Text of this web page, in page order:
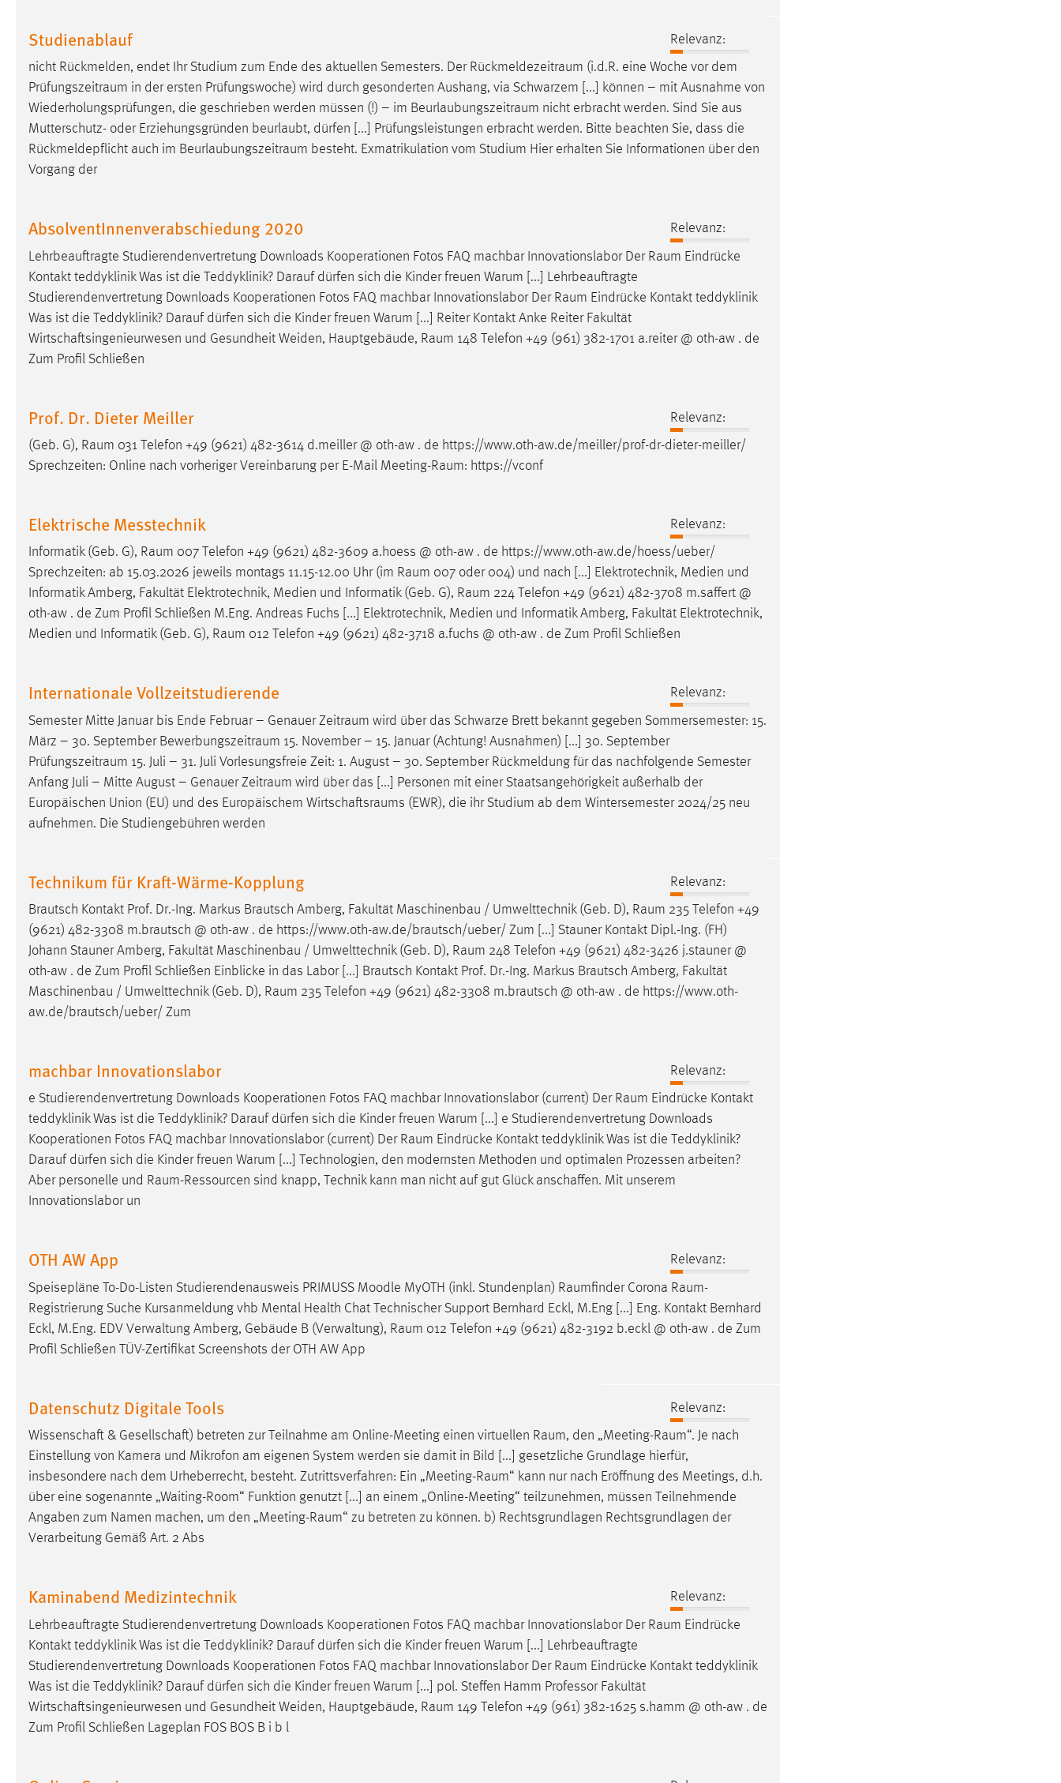
Studienablauf
Relevanz:
nicht Rückmelden, endet Ihr Studium zum Ende des aktuellen Semesters. Der Rückmeldezeitraum (i.d.R. eine Woche vor dem
Prüfungszeitraum in der ersten Prüfungswoche) wird durch gesonderten Aushang, via Schwarzem [...] können – mit Ausnahme von
Wiederholungsprüfungen, die geschrieben werden müssen (!) – im Beurlaubungszeitraum nicht erbracht werden. Sind Sie aus
Mutterschutz- oder Erziehungsgründen beurlaubt, dürfen [...] Prüfungsleistungen erbracht werden. Bitte beachten Sie, dass die
Rückmeldepflicht auch im Beurlaubungszeitraum besteht. Exmatrikulation vom Studium Hier erhalten Sie Informationen über den
Vorgang der
AbsolventInnenverabschiedung 2020
Relevanz:
Lehrbeauftragte Studierendenvertretung Downloads Kooperationen Fotos FAQ machbar Innovationslabor Der Raum Eindrücke
Kontakt teddyklinik Was ist die Teddyklinik? Darauf dürfen sich die Kinder freuen Warum [...] Lehrbeauftragte
Studierendenvertretung Downloads Kooperationen Fotos FAQ machbar Innovationslabor Der Raum Eindrücke Kontakt teddyklinik
Was ist die Teddyklinik? Darauf dürfen sich die Kinder freuen Warum [...] Reiter Kontakt Anke Reiter Fakultät
Wirtschaftsingenieurwesen und Gesundheit Weiden, Hauptgebäude, Raum 148 Telefon +49 (961) 382-1701 a.reiter @ oth-aw . de
Zum Profil Schließen
Prof. Dr. Dieter Meiller
Relevanz:
(Geb. G), Raum 031 Telefon +49 (9621) 482-3614 d.meiller @ oth-aw . de https://www.oth-aw.de/meiller/prof-dr-dieter-meiller/
Sprechzeiten: Online nach vorheriger Vereinbarung per E-Mail Meeting-Raum: https://vconf
Elektrische Messtechnik
Relevanz:
Informatik (Geb. G), Raum 007 Telefon +49 (9621) 482-3609 a.hoess @ oth-aw . de https://www.oth-aw.de/hoess/ueber/
Sprechzeiten: ab 15.03.2026 jeweils montags 11.15-12.00 Uhr (im Raum 007 oder 004) und nach [...] Elektrotechnik, Medien und
Informatik Amberg, Fakultät Elektrotechnik, Medien und Informatik (Geb. G), Raum 224 Telefon +49 (9621) 482-3708 m.saffert @
oth-aw . de Zum Profil Schließen M.Eng. Andreas Fuchs [...] Elektrotechnik, Medien und Informatik Amberg, Fakultät Elektrotechnik,
Medien und Informatik (Geb. G), Raum 012 Telefon +49 (9621) 482-3718 a.fuchs @ oth-aw . de Zum Profil Schließen
Internationale Vollzeitstudierende
Relevanz:
Semester Mitte Januar bis Ende Februar – GenauerZeitraum wird über das Schwarze Brett bekannt gegeben Sommersemester: 15.
März – 30. September Bewerbungszeitraum 15. November – 15. Januar (Achtung! Ausnahmen) [...] 30. September
Prüfungszeitraum 15. Juli – 31. Juli Vorlesungsfreie Zeit: 1. August – 30. September Rückmeldung für das nachfolgende Semester
Anfang Juli – Mitte August – GenauerZeitraum wird über das [...] Personen mit einer Staatsangehörigkeit außerhalb der
Europäischen Union (EU) und des Europäischem Wirtschaftsraums (EWR), die ihr Studium ab dem Wintersemester 2024/25 neu
aufnehmen. Die Studiengebühren werden
Technikum für Kraft-Wärme-Kopplung
Relevanz:
Brautsch Kontakt Prof. Dr.-Ing. Markus Brautsch Amberg, Fakultät Maschinenbau / Umwelttechnik (Geb. D), Raum 235 Telefon +49
(9621) 482-3308 m.brautsch @ oth-aw . de https://www.oth-aw.de/brautsch/ueber/ Zum [...] Stauner Kontakt Dipl.-Ing. (FH)
Johann Stauner Amberg, Fakultät Maschinenbau / Umwelttechnik (Geb. D), Raum 248 Telefon +49 (9621) 482-3426 j.stauner @
oth-aw . de Zum Profil Schließen Einblicke in das Labor [...] Brautsch Kontakt Prof. Dr.-Ing. Markus Brautsch Amberg, Fakultät
Maschinenbau / Umwelttechnik (Geb. D), Raum 235 Telefon +49 (9621) 482-3308 m.brautsch @ oth-aw . de https://www.oth-
aw.de/brautsch/ueber/ Zum
machbar Innovationslabor
Relevanz:
e Studierendenvertretung Downloads Kooperationen Fotos FAQ machbar Innovationslabor (current) Der Raum Eindrücke Kontakt
teddyklinik Was ist die Teddyklinik? Darauf dürfen sich die Kinder freuen Warum [...] e Studierendenvertretung Downloads
Kooperationen Fotos FAQ machbar Innovationslabor (current) Der Raum Eindrücke Kontakt teddyklinik Was ist die Teddyklinik?
Darauf dürfen sich die Kinder freuen Warum [...] Technologien, den modernsten Methoden und optimalen Prozessen arbeiten?
Aber personelle und Raum-Ressourcen sind knapp, Technik kann man nicht auf gut Glück anschaffen. Mit unserem
Innovationslabor un
OTH AW App
Relevanz:
Speisepläne To-Do-Listen Studierendenausweis PRIMUSS Moodle MyOTH (inkl. Stundenplan) RaumfinderCorona Raum-
Registrierung Suche Kursanmeldung vhb Mental Health Chat Technischer Support Bernhard Eckl, M.Eng [...] Eng. Kontakt Bernhard
Eckl, M.Eng. EDV Verwaltung Amberg, Gebäude B (Verwaltung), Raum 012 Telefon +49 (9621) 482-3192 b.eckl @ oth-aw . de Zum
Profil Schließen TÜV-Zertifikat Screenshots der OTH AW App
Datenschutz Digitale Tools
Relevanz:
Wissenschaft & Gesellschaft) betreten zur Teilnahme am Online-Meeting einen virtuellen Raum, den „Meeting-Raum“. Je nach
Einstellung von Kamera und Mikrofon am eigenen System werden sie damit in Bild [...] gesetzliche Grundlage hierfür,
insbesondere nach dem Urheberrecht, besteht. Zutrittsverfahren: Ein „Meeting-Raum“ kann nur nach Eröffnung des Meetings, d.h.
über eine sogenannte „Waiting-Room“ Funktion genutzt [...] an einem „Online-Meeting“ teilzunehmen, müssen Teilnehmende
Angaben zum Namen machen, um den „Meeting-Raum“ zu betreten zu können. b) Rechtsgrundlagen Rechtsgrundlagen der
Verarbeitung Gemäß Art. 2 Abs
Kaminabend Medizintechnik
Relevanz:
Lehrbeauftragte Studierendenvertretung Downloads Kooperationen Fotos FAQ machbar Innovationslabor Der Raum Eindrücke
Kontakt teddyklinik Was ist die Teddyklinik? Darauf dürfen sich die Kinder freuen Warum [...] Lehrbeauftragte
Studierendenvertretung Downloads Kooperationen Fotos FAQ machbar Innovationslabor Der Raum Eindrücke Kontakt teddyklinik
Was ist die Teddyklinik? Darauf dürfen sich die Kinder freuen Warum [...] pol. Steffen Hamm Professor Fakultät
Wirtschaftsingenieurwesen und Gesundheit Weiden, Hauptgebäude, Raum 149 Telefon +49 (961) 382-1625 s.hamm @ oth-aw . de
Zum Profil Schließen Lageplan FOS BOS B i b l
Cookie Laufzeit:
Sitzungslaufzeit, mibew_locale = 3
Jahre, MIBEW_UserID = 1 Jahr
Login
Name:
Cookie Laufzeit: 24 Stunden
STATISTIK
Statistik Cookies erfassen Informationen anonym.
Diese Informationen helfen uns zu verstehen, wie
unsere Besucher unsere Website nutzen.
Zweck: Zugriffsstatistik
MARKETING
Marketing Cookies werden von Drittanbietern
verwendet, um personalisierte Werbung anzuzeigen.
Sie tun dies, indem sie Besucher über Websites
hinweg verfolgen.
Anbieter: Google Ireland Limited
Zweck: Conversion-Tracking
Cookie Laufzeit: 3 Monate
Name: _fbp
Anbieter: Facebook
Zweck: Conversion-Tracking
Cookie Laufzeit: 3 Monate
Plattformen anzeigen zu können, werden von diesen
externen Medien Cookies gesetzt.
YouTube
Vimeo